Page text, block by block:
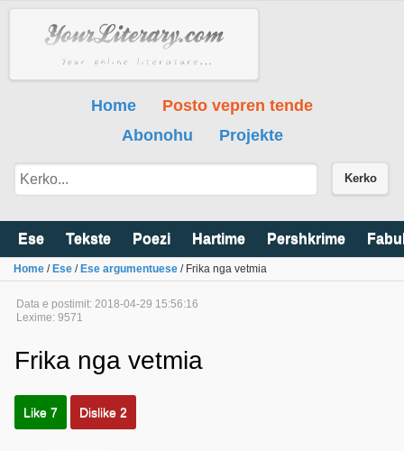
Home
Posto vepren tende
Abonohu
Projekte
Kerko
Ese Tekste Poezi Hartime Pershkrime
Home / Ese / Ese argumentuese / Frika nga vetmia
Data e postimit: 2018-04-29 15:56:16
Lexime: 9571
Frika nga vetmia
Like 7 Dislike 2